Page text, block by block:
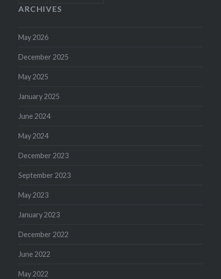
ARCHIVES
May 2026
December 2025
May 2025
January 2025
June 2024
May 2024
December 2023
September 2023
May 2023
January 2023
December 2022
June 2022
May 2022